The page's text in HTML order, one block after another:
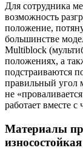
Для сотрудника
возможность
положение,
большинстве
Multiblock
положениях, а
подстраиваются
правильный угол
не
работает вместе с
Материалы